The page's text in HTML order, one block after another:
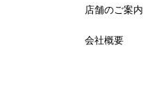
店舗のご案内
会社概要